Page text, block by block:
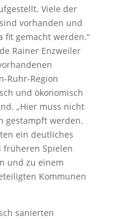
Viele der
vorhanden und
fit gemacht werden.“
Rainer Enzweiler
Ruhr-Region
und ökonomisch
„Hier muss nicht
gestampft werden.
ein deutliches
früheren Spielen
und zu einem
Kommunen
sanierten